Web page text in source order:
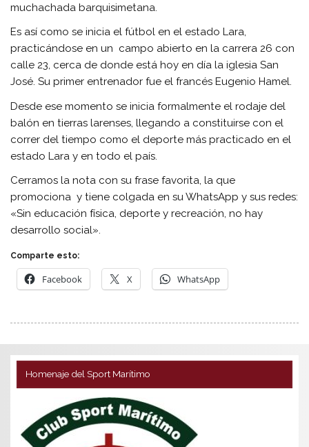
muchachada barquisimetana.
Es así como se inicia el fútbol en el estado Lara,
practicándose en un campo abierto en la carrera 26 con
calle 23, cerca de donde está hoy en día la iglesia San
José. Su primer entrenador fue el francés Eugenio Hamel.
Desde ese momento se inicia formalmente el rodaje del
balón en tierras larenses, llegando a constituirse con el
correr del tiempo como el deporte más practicado en el
estado Lara y en todo el país.
Cerramos la nota con su frase favorita, la que
promociona y tiene colgada en su WhatsApp y sus redes:
«Sin educación física, deporte y recreación, no hay
desarrollo social».
Comparte esto:
Facebook X WhatsApp
Homenaje del Sport Marítimo